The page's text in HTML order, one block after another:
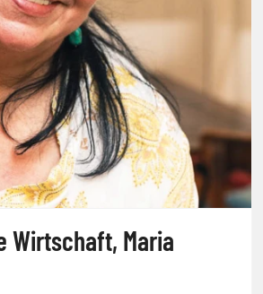
Wirtschaft, Maria